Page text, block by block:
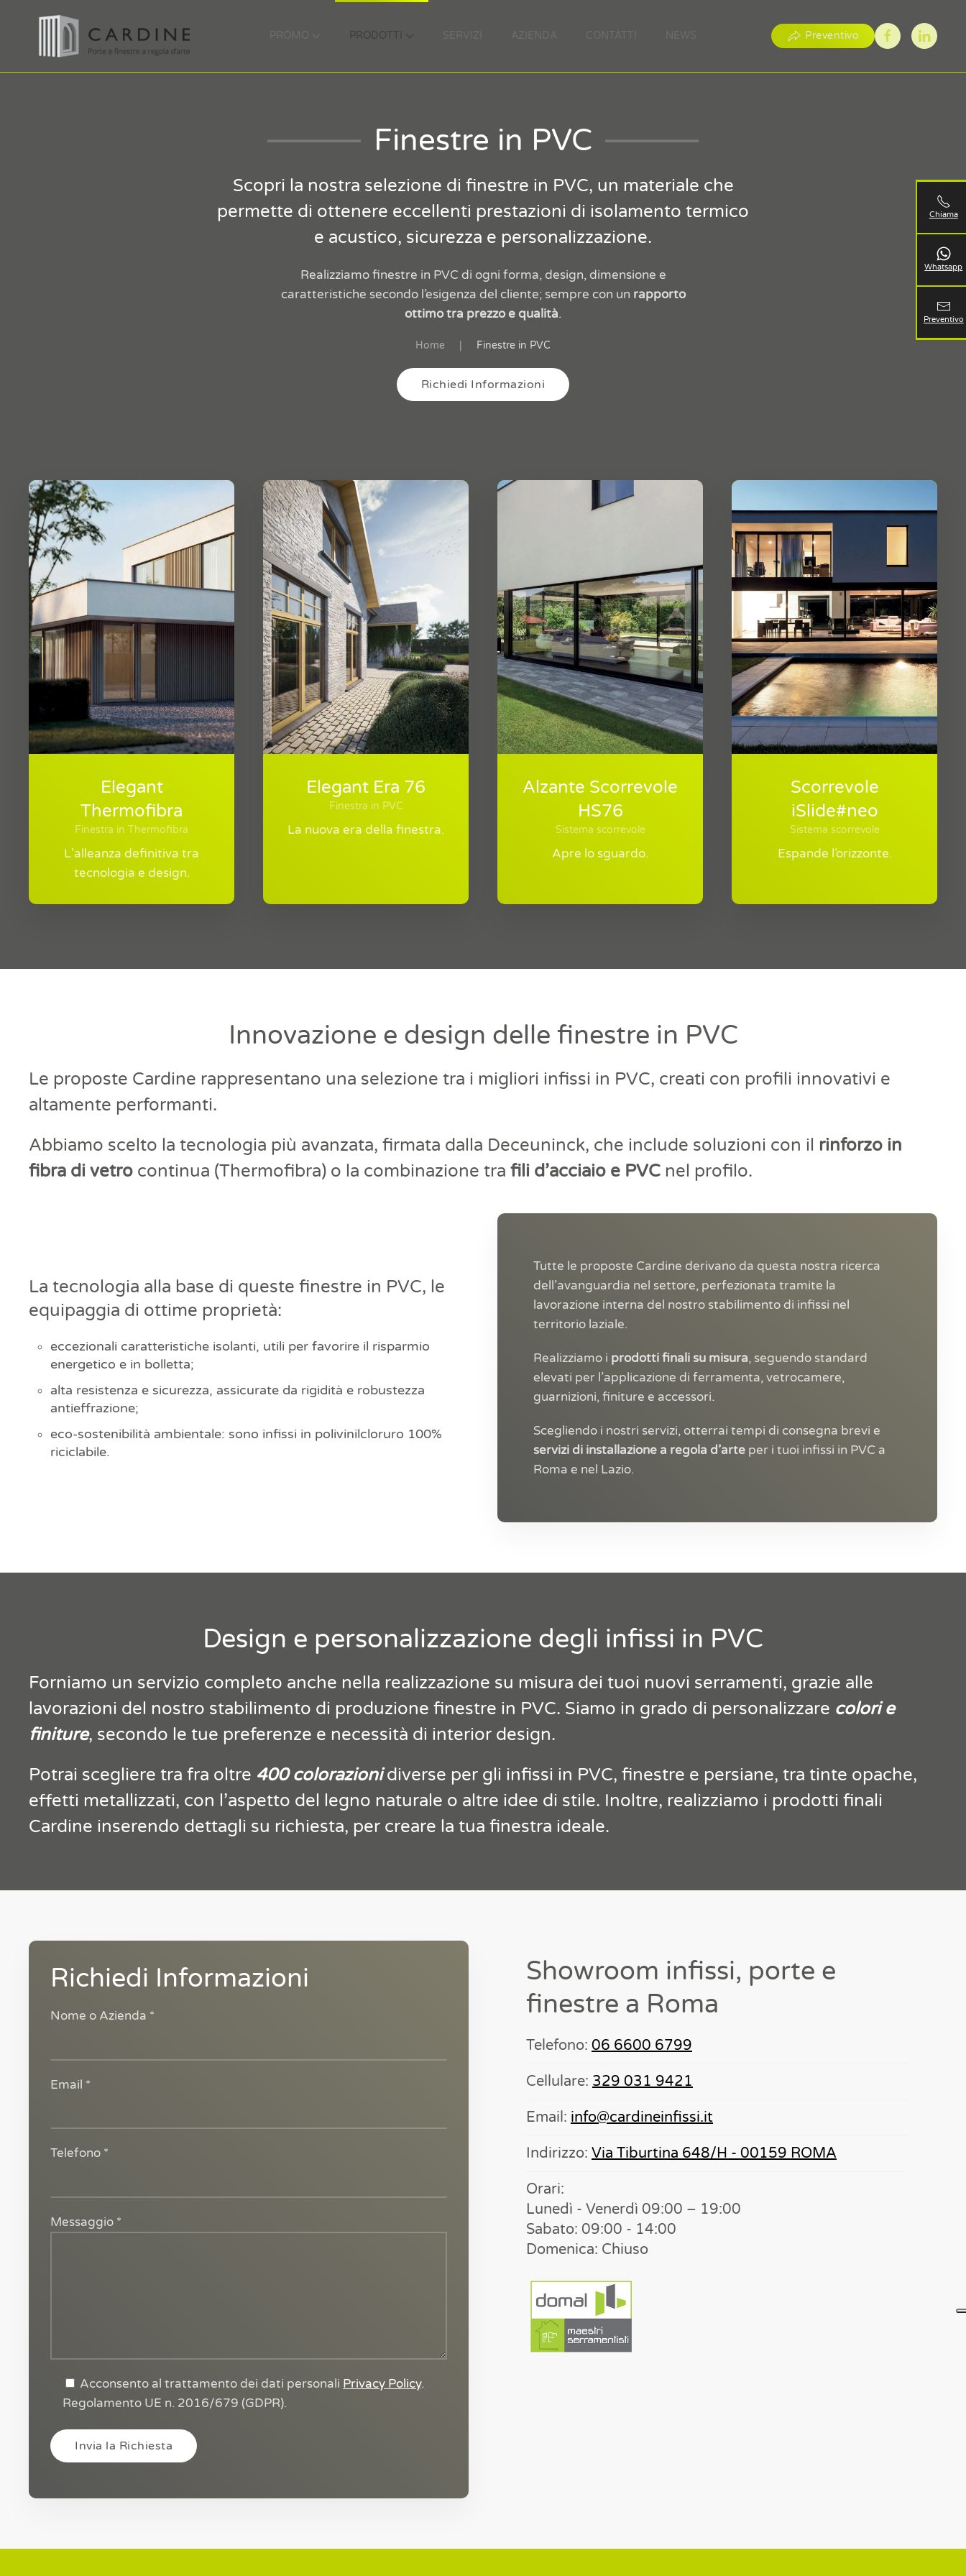
PROMO PRODOTTI SERVIZI AZIENDA CONTATTI NEWS Preventivo
Finestre in PVC
Scopri la nostra selezione di finestre in PVC, un materiale che
permette di ottenere eccellenti prestazioni di isolamento termico
e acustico, sicurezza e personalizzazione.
Realizziamo finestre in PVC di ogni forma, design, dimensione e
caratteristiche secondo l’esigenza del cliente; sempre con un rapporto
ottimo tra prezzo e qualità.
Home Finestre in PVC
Richiedi Informazioni
Elegant
Thermofibra
Finestra in Thermofibra
L’alleanza definitiva tra
tecnologia e design.
Elegant Era 76
Finestra in PVC
La nuova era della finestra.
Alzante Scorrevole
HS76
Sistema scorrevole
Apre lo sguardo.
Scorrevole
iSlide#neo
Sistema scorrevole
Espande l’orizzonte.
Innovazione e design delle finestre in PVC
Le proposte Cardine rappresentano una selezione tra i migliori infissi in PVC, creati con profili innovativi e
altamente performanti.
Abbiamo scelto la tecnologia più avanzata, firmata dalla Deceuninck, che include soluzioni con il rinforzo in
fibra di vetro continua (Thermofibra) o la combinazione tra fili d’acciaio e PVC nel profilo.
La tecnologia alla base di queste finestre in PVC, le
equipaggia di ottime proprietà:
eccezionali caratteristiche isolanti, utili per favorire il risparmio
energetico e in bolletta;
alta resistenza e sicurezza, assicurate da rigidità e robustezza
antieffrazione;
eco-sostenibilità ambientale: sono infissi in polivinilcloruro 100%
riciclabile.
Tutte le proposte Cardine derivano da questa nostra ricerca
dell’avanguardia nel settore, perfezionata tramite la
lavorazione interna del nostro stabilimento di infissi nel
territorio laziale.
Realizziamo i prodotti finali su misura, seguendo standard
elevati per l’applicazione di ferramenta, vetrocamere,
guarnizioni, finiture e accessori.
Scegliendo i nostri servizi, otterrai tempi di consegna brevi e
servizi di installazione a regola d’arte per i tuoi infissi in PVC a
Roma e nel Lazio.
Design e personalizzazione degli infissi in PVC
Forniamo un servizio completo anche nella realizzazione su misura dei tuoi nuovi serramenti, grazie alle
lavorazioni del nostro stabilimento di produzione finestre in PVC. Siamo in grado di personalizzare colori e
finiture, secondo le tue preferenze e necessità di interior design.
Potrai scegliere tra fra oltre 400 colorazionidiverse per gli infissi in PVC, finestre e persiane, tra tinte opache,
effetti metallizzati, con l’aspetto del legno naturale o altre idee di stile. Inoltre, realizziamo i prodotti finali
Cardine inserendo dettagli su richiesta, per creare la tua finestra ideale.
Richiedi Informazioni
Nome o Azienda *
Email *
Telefono *
Messaggio *
Acconsento al trattamento dei dati personali Privacy Policy.
Regolamento UE n. 2016/679 (GDPR).
Showroom infissi, porte e
finestre a Roma
Telefono: 06 6600 6799
Cellulare: 329 031 9421
Email: info@cardineinfissi.it
Indirizzo: Via Tiburtina 648/H - 00159 ROMA
Orari:
Lunedì - Venerdì 09:00 – 19:00
Sabato: 09:00 - 14:00
Domenica: Chiuso
Chiama
Whatsapp
Preventivo